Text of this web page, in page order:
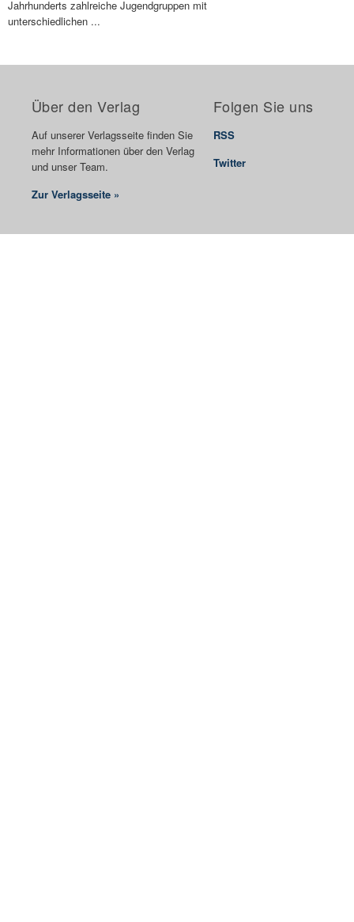
Jahrhunderts zahlreiche Jugendgruppen mit
unterschiedlichen ...
Über den Verlag
Auf unserer Verlagsseite finden Sie
mehr Informationen über den Verlag
und unser Team.
Zur Verlagsseite »
Folgen Sie uns
RSS
Twitter